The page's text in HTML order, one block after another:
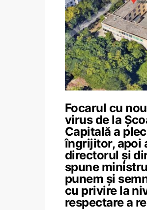
Focarul cu
virus de la
Capitală a
îngrijitor, apoi
directorul și
spune
punem și
cu privire la
respectare a